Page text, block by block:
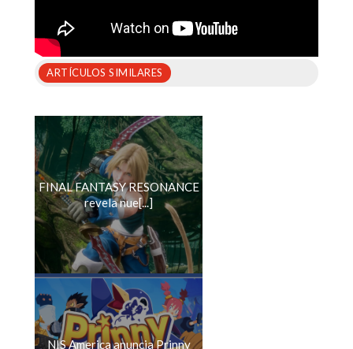
ARTÍCULOS SIMILARES
FINAL FANTASY RESONANCE
revela nue[...]
NIS America anuncia Prinny